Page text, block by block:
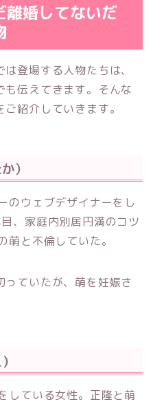
離婚してないだ
登場する人物たちは、
伝えてきます。 そんな
紹介していきます。
）
のウェブデザイナーをし
、家庭内別居円満のコツ
と不倫していた。
ていたが、萌を妊娠さ
している女性。正隆と萌